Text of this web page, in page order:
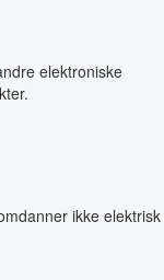
elektroniske
ikke elektrisk